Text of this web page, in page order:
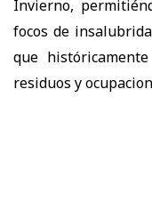
Invierno,
focos de
que
residuos y